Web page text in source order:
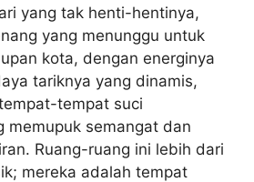
yang tak henti-hentinya,
yang menunggu untuk
kota, dengan energinya
tariknya yang dinamis,
tempat suci
memupuk semangat dan
Ruang-ruang ini lebih dari
mereka adalah tempat